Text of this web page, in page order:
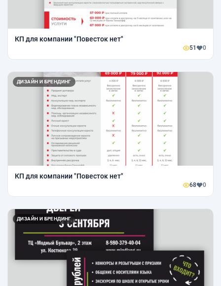
КП для компании "Повесток нет"
51 0
ДИЗАЙН И БРЕНДИНГ
КП для компании "Повесток нет"
68 0
ДИЗАЙН И БРЕНДИНГ